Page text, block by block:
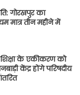
गोरखपुर का
मात्र तीन महीने में
शिक्षा के एकीकरण को
केंद्र होंगे परिषदीय